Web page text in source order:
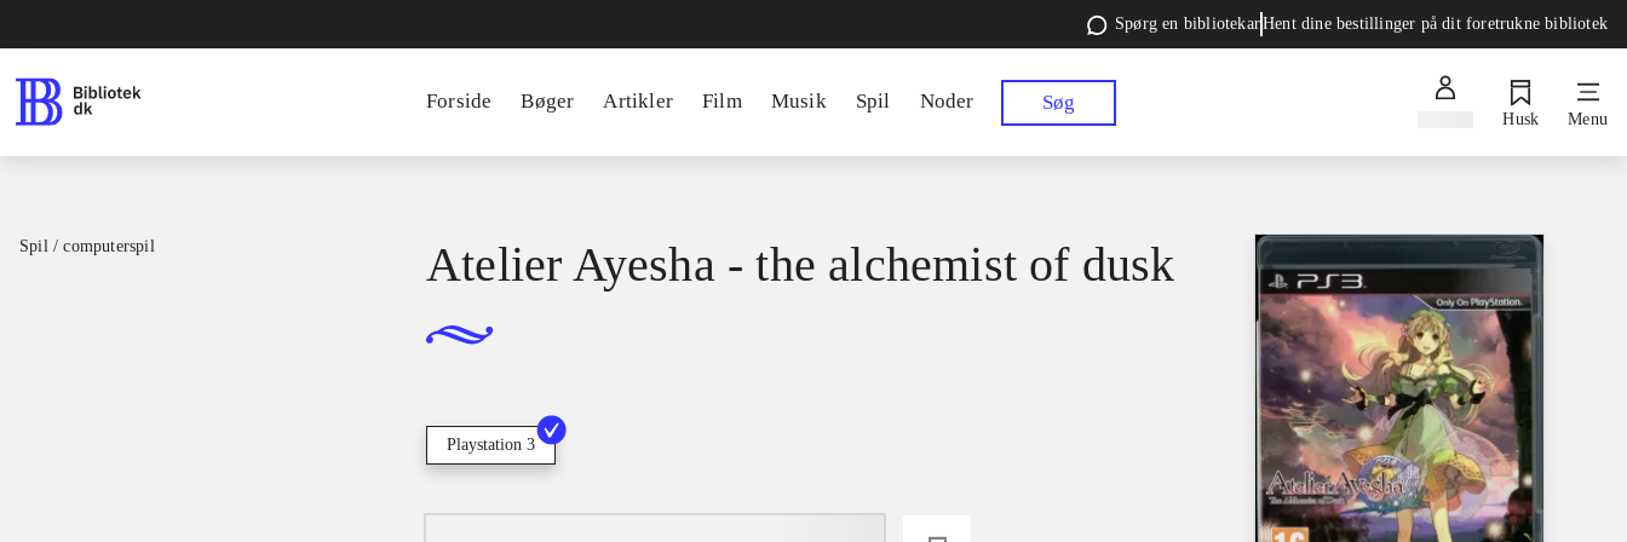
Spørg en bibliotekarHent dine bestillinger på dit foretrukne bibliotek
Forside Bøger Artikler Film Musik Spil Noder Søg
Husk Menu
Spil / computerspil Atelier Ayesha - the alchemist of dusk
Playstation 3